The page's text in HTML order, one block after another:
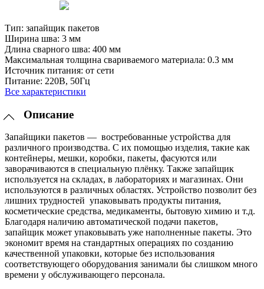
Тип: запайщик пакетов
Ширина шва: 3 мм
Длина сварного шва: 400 мм
Максимальная толщина свариваемого материала: 0.3 мм
Источник питания: от сети
Питание: 220В, 50Гц
Все характеристики
Описание
Запайщики пакетов — востребованные устройства для
различного производства. С их помощью изделия, такие как
контейнеры, мешки, коробки, пакеты, фасуются или
заворачиваются в специальную плёнку. Также запайщик
используется на складах, в лабораториях и магазинах. Они
используются в различных областях. Устройство позволит без
лишних трудностей упаковывать продукты питания,
косметические средства, медикаменты, бытовую химию и т.д.
Благодаря наличию автоматической подачи пакетов,
запайщик может упаковывать уже наполненные пакеты. Это
экономит время на стандартных операциях по созданию
качественной упаковки, которые без использования
соответствующего оборудования занимали бы слишком много
времени у обслуживающего персонала.